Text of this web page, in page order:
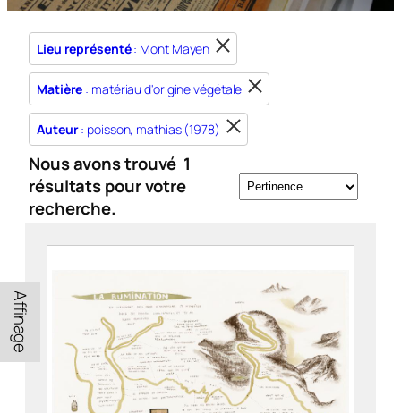
Lieu représenté: Mont Mayen
Matière : matériau d'origine végétale
Auteur: poisson, mathias (1978)
Nous avons trouvé 1
résultats pour votre
recherche.
Affinage